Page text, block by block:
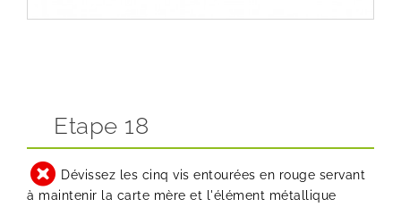
Etape 18
Dévissez les cinq vis entourées en rouge servant
à maintenir la carte mère et l'élément métallique